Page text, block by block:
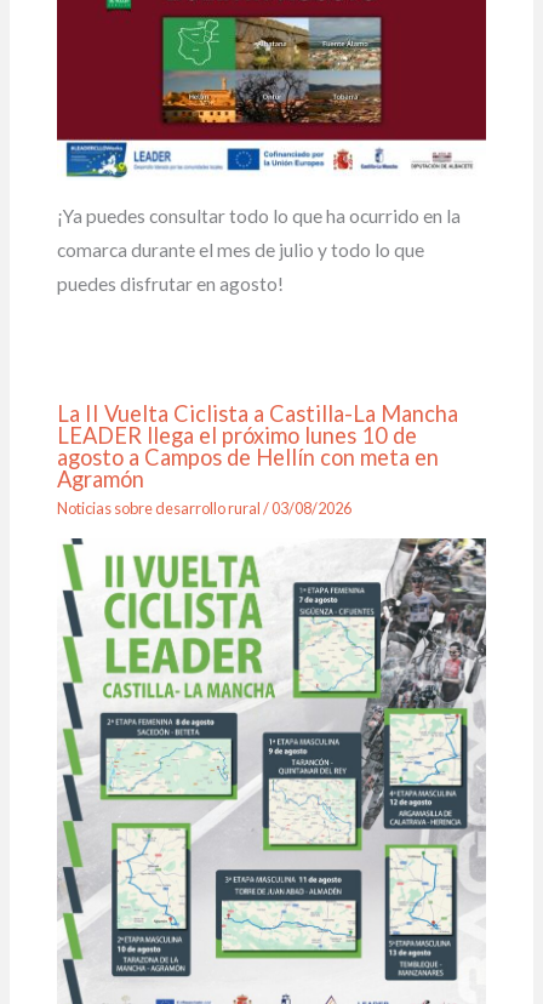
¡Ya puedes consultar todo lo que ha ocurrido en la
comarca durante el mes de julio y todo lo que
puedes disfrutar en agosto!
La II Vuelta Ciclista a Castilla-La Mancha
LEADER llega el próximo lunes 10 de
agosto a Campos de Hellín con meta en
Agramón
Noticias sobre desarrollo rural/03/08/2026